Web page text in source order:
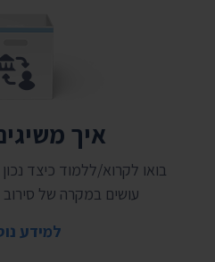
איך
בואו לקרוא/ללמוד כיצד
עושים במקרה של סירוב
למידע